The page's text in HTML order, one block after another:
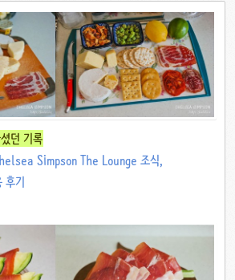
던 기록
Simpson The Lounge 조식,
후기